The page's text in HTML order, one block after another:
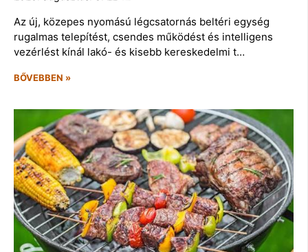
Az új, közepes nyomású légcsatornás beltéri egység
rugalmas telepítést, csendes működést és intelligens
vezérlést kínál lakó- és kisebb kereskedelmi t…
BŐVEBBEN »